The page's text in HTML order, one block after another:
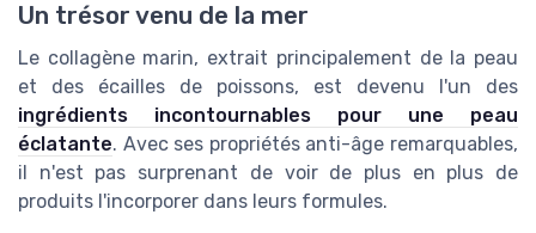
Un trésor venu de la mer
Le collagène marin, extrait principalement de la peau
et des écailles de poissons, est devenu l'un des
ingrédients incontournables pour une peau
éclatante. Avec ses propriétés anti-âge remarquables,
il n'est pas surprenant de voir de plus en plus de
produits l'incorporer dans leurs formules.